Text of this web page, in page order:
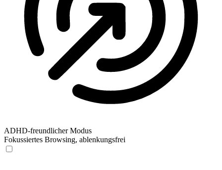
ADHD-freundlicher Modus
Fokussiertes Browsing, ablenkungsfrei